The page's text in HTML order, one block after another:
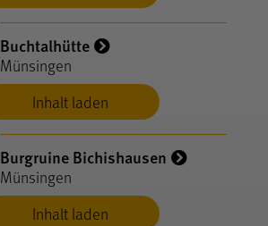
Inhalt laden
Buchtalhütte
Münsingen
Inhalt laden
Burgruine Bichishausen
Münsingen